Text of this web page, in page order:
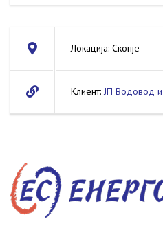
Локација: Скопје
Клиент: ЈП Водовод и